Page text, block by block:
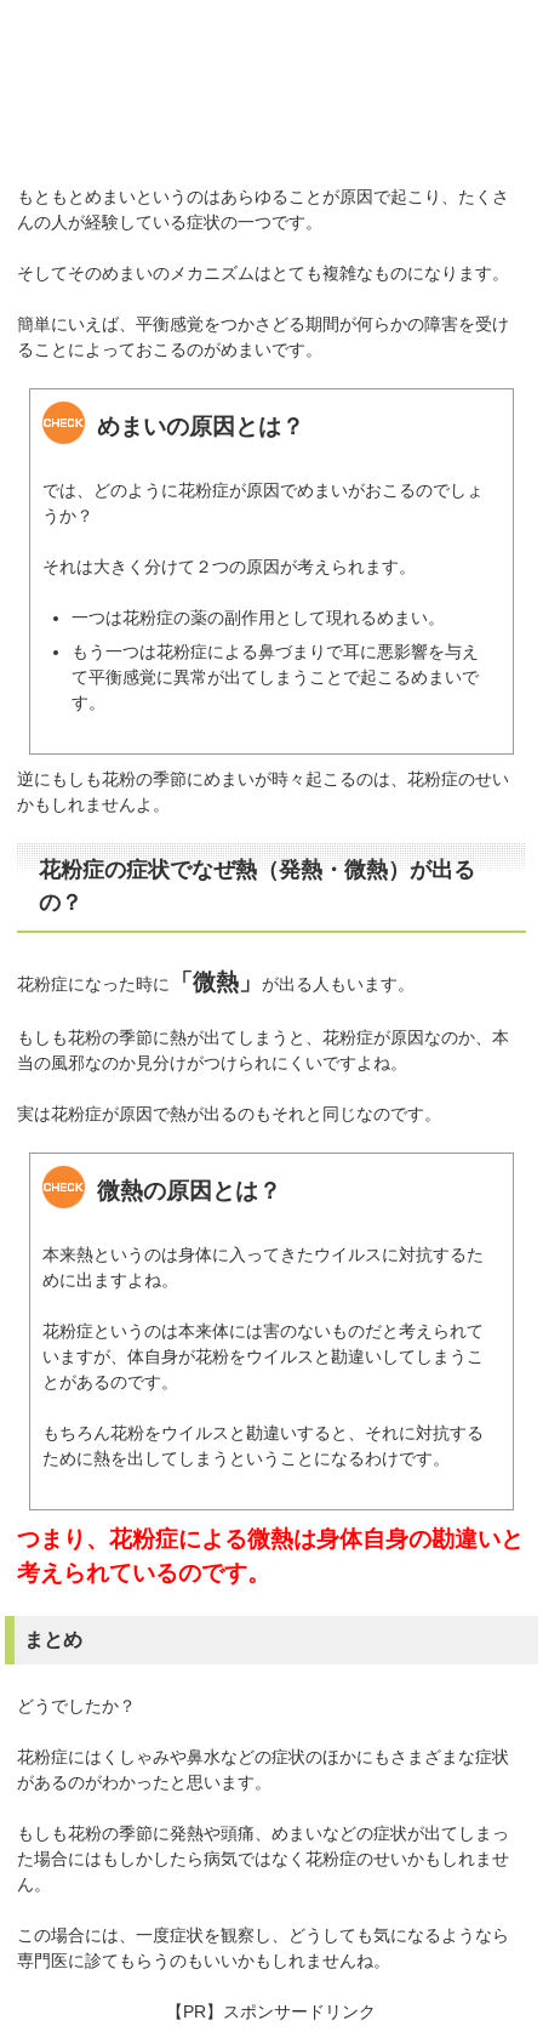
もともとめまいというのはあらゆることが原因で起こり、たくさ
んの人が経験している症状の一つです。
そしてそのめまいのメカニズムはとても複雑なものになります。
簡単にいえば、平衡感覚をつかさどる期間が何らかの障害を受け
ることによっておこるのがめまいです。
めまいの原因とは？
では、どのように花粉症が原因でめまいがおこるのでしょ
うか？
それは大きく分けて２つの原因が考えられます。
一つは花粉症の薬の副作用として現れるめまい。
もう一つは花粉症による鼻づまりで耳に悪影響を与え
て平衡感覚に異常が出てしまうことで起こるめまいで
す。
逆にもしも花粉の季節にめまいが時々起こるのは、花粉症のせい
かもしれませんよ。
花粉症の症状でなぜ熱（発熱・微熱）が出る
の？
花粉症になった時に 「微熱」が出る人もいます。
もしも花粉の季節に熱が出てしまうと、花粉症が原因なのか、本
当の風邪なのか見分けがつけられにくいですよね。
実は花粉症が原因で熱が出るのもそれと同じなのです。
微熱の原因とは？
本来熱というのは身体に入ってきたウイルスに対抗するた
めに出ますよね。
花粉症というのは本来体には害のないものだと考えられて
いますが、体自身が花粉をウイルスと勘違いしてしまうこ
とがあるのです。
もちろん花粉をウイルスと勘違いすると、それに対抗する
ために熱を出してしまうということになるわけです。
つまり、花粉症による微熱は身体自身の勘違いと
考えられているのです。
まとめ
どうでしたか？
花粉症にはくしゃみや鼻水などの症状のほかにもさまざまな症状
があるのがわかったと思います。
もしも花粉の季節に発熱や頭痛、めまいなどの症状が出てしまっ
た場合にはもしかしたら病気ではなく花粉症のせいかもしれませ
ん。
この場合には、一度症状を観察し、どうしても気になるようなら
専門医に診てもらうのもいいかもしれませんね。
【PR】スポンサードリンク